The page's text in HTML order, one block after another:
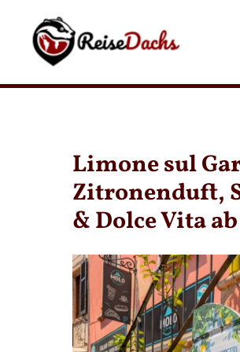
Inhalt
springen
Limone sul
Zitronenduft,
& Dolce Vita